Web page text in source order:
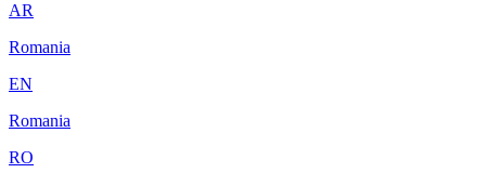
AR
Romania
EN
Romania
RO